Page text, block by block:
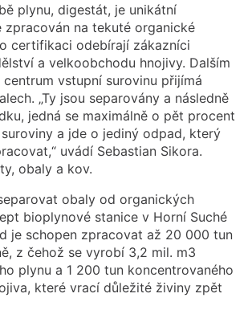
plynu, digestát, je unikátní
zpracován na tekuté organické
certifikaci odebírají zákazníci
a velkoobchodu hnojivy. Dalším
vstupní surovinu přijímá
„Ty jsou separovány a následně
jedná se maximálně o pět procent
a jde o jediný odpad, který
uvádí Sebastian Sikora.
obaly a kov.
obaly od organických
bioplynové stanice v Horní Suché
je schopen zpracovat až 20 000 tun
z čehož se vyrobí 3,2 mil. m3
plynu a 1 200 tun koncentrovaného
které vrací důležité živiny zpět